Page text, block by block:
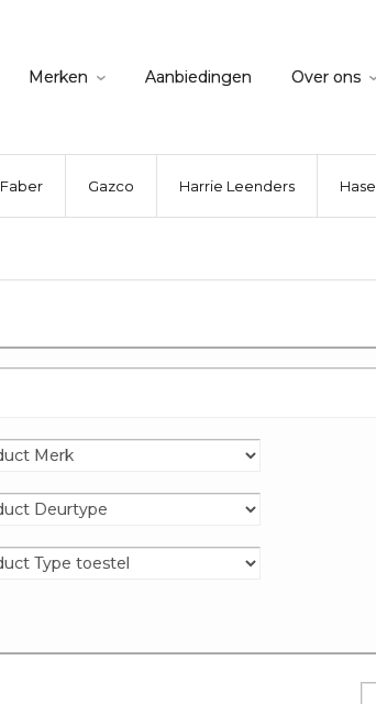
Merken Aanbiedingen Over ons
Faber Gazco Harrie Leenders Hase